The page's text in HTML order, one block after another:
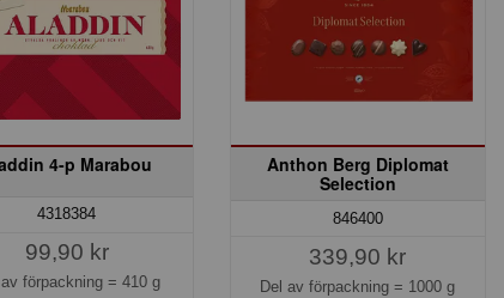
4-p Marabou
4318384
99,90 kr
av förpackning = 410 g
Anthon Berg Diplomat
Selection
846400
339,90 kr
Del av förpackning = 1000 g